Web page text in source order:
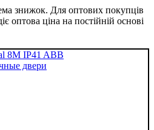
знижок. Для оптових покупців
оптова ціна на постійній основі